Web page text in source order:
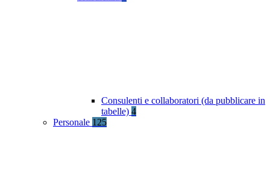
Consulenti e collaboratori (da pubblicare in
tabelle) 4
Personale 125